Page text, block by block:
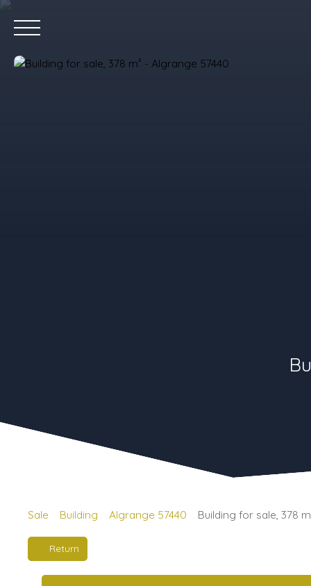
Sale Building Algrange 57440 Building for sale, 378
Return